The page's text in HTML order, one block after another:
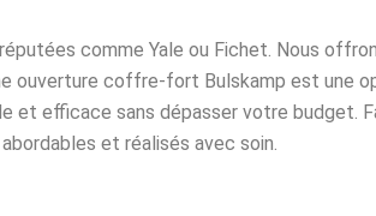
comme Yale ou Fichet. Nous
ouverture coffre-fort Bulskamp est une
et efficace sans dépasser votre budget.
et réalisés avec soin.